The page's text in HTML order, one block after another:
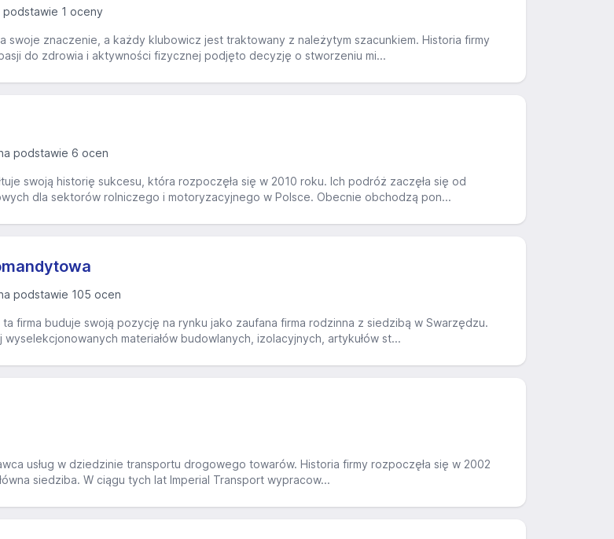
1 oceny
swoje znaczenie, a każdy klubowicz jest traktowany z należytym szacunkiem. Historia firmy
do zdrowia i aktywności fizycznej podjęto decyzję o stworzeniu mi...
podstawie 6 ocen
swoją historię sukcesu, która rozpoczęła się w 2010 roku. Ich podróż zaczęła się od
dla sektorów rolniczego i motoryzacyjnego w Polsce. Obecnie obchodzą pon...
podstawie 105 ocen
firma buduje swoją pozycję na rynku jako zaufana firma rodzinna z siedzibą w Swarzędzu.
materiałów budowlanych, izolacyjnych, artykułów st...
usług w dziedzinie transportu drogowego towarów. Historia firmy rozpoczęła się w 2002
siedziba. W ciągu tych lat Imperial Transport wypracow...